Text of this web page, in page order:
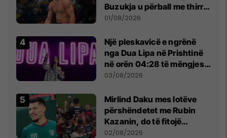
Buzukja u përball me thirrje
anti-shqiptare nga
01/08/2026
Një pleskavicë e ngrënë
nga Dua Lipa në Prishtinë
në orën 04:28 të mëngjesit
- dhe bota digjitale serbe
03/08/2026
Mirlind Daku mes lotëve
përshëndetet me Rubin
Kazanin, do të fitojë
miliona te Spartak Moska
02/08/2026